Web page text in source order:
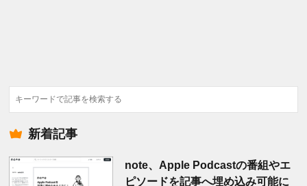
検
索
新着記事
note、Apple Podcastの番組やエ
ピソードを記事へ埋め込み可能に